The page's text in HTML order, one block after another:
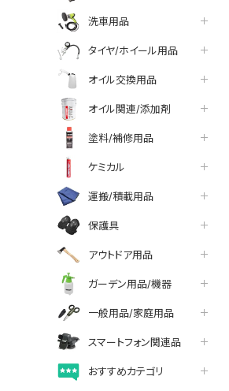
洗車用品
タイヤ/ホイール用品
オイル交換用品
オイル関連/添加剤
塗料/補修用品
ケミカル
運搬/積載用品
保護具
アウトドア用品
ガーデン用品/機器
一般用品/家庭用品
スマートフォン関連品
おすすめカテゴリ